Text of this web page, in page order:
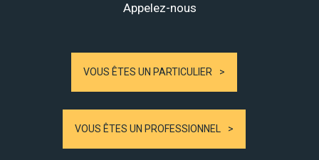
Appelez-nous
VOUS ÊTES UN PARTICULIER
VOUS ÊTES UN PROFESSIONNEL